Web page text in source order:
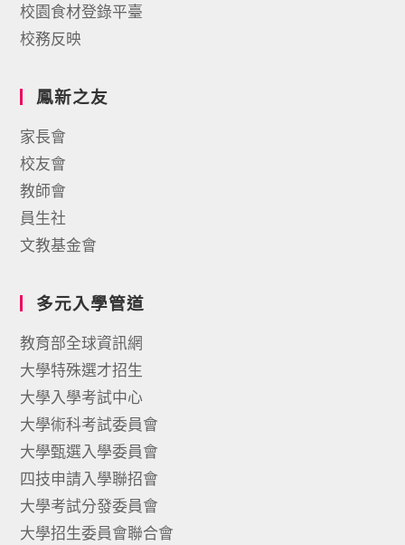
校園食材登錄平臺
校務反映
鳳新之友
家長會
校友會
教師會
員生社
文教基金會
多元入學管道
教育部全球資訊網
大學特殊選才招生
大學入學考試中心
大學術科考試委員會
大學甄選入學委員會
四技申請入學聯招會
大學考試分發委員會
大學招生委員會聯合會